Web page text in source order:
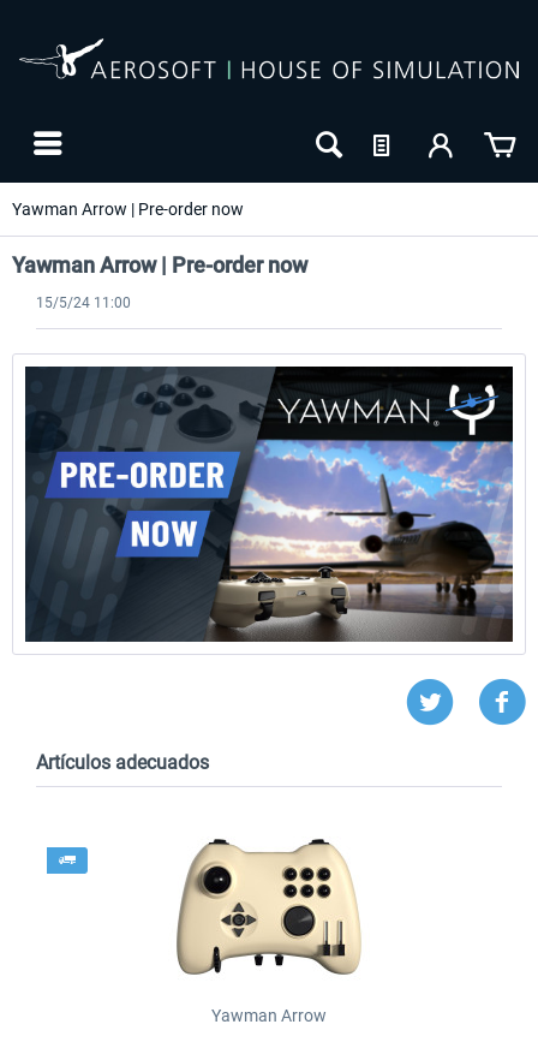
Yawman Arrow | Pre-order now
Yawman Arrow | Pre-order now
15/5/24 11:00
Artículos adecuados
Yawman Arrow